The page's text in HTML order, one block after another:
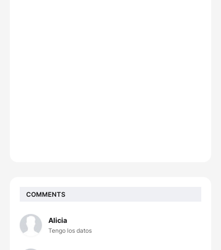
COMMENTS
Alicia
Tengo los datos